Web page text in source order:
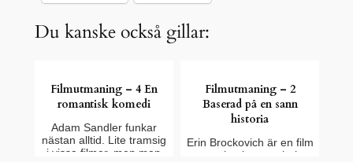
Du kanske också gillar:
Filmutmaning – 4 En
romantisk komedi
Adam Sandler funkar
nästan alltid. Lite tramsig
i vissa filmer, men man
Filmutmaning – 2
Baserad på en sann
historia
Erin Brockovich är en film
som jag inte var helt